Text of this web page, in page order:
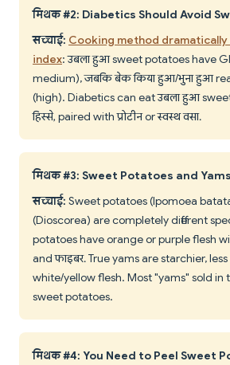
मिथक #2: Diabetics Should Avoid
सच्चाई: Cooking method
index: उबला हुआ sweet potatoes have
medium), जबकि बेक किया हुआ/भुना हुआ
(high). Diabetics can eat उबला हुआ
हिस्से, paired with प्रोटीन or स्वस्थ वसा.
मिथक #3: Sweet Potatoes and
सच्चाई: Sweet potatoes (Ipomoea
(Dioscorea) are completely different
potatoes have orange or purple flesh
and फाइबर. True yams are starchier,
white/yellow flesh. Most "yams" sold in
sweet potatoes.
मिथक #4: You Need to Peel Sweet